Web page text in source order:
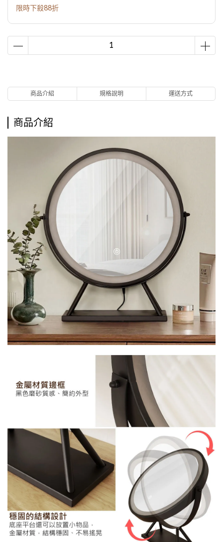
限時下殺88折
商品介紹 規格說明 運送方式
商品介紹